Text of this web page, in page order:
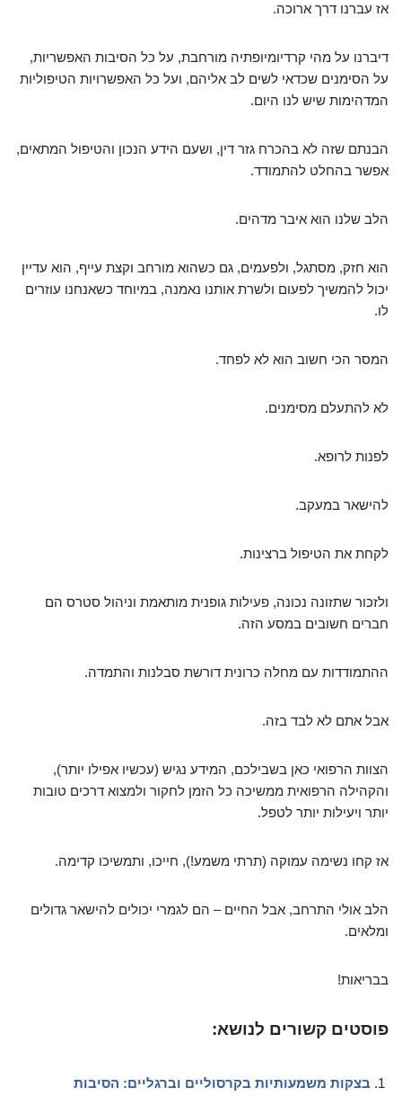
אז עברנו דרך ארוכה.
דיברנו על מהי קרדיומיופתיה מורחבת, על כל הסיבות האפשריות,
על הסימנים שכדאי לשים לב אליהם, ועל כל האפשרויות הטיפוליות
המדהימות שיש לנו היום.
הבנתם שזה לא בהכרח גזר דין, ושעם הידע הנכון והטיפול המתאים,
אפשר בהחלט להתמודד.
הלב שלנו הוא איבר מדהים.
הוא חזק, מסתגל, ולפעמים, גם כשהוא מורחב וקצת עייף, הוא עדיין
יכול להמשיך לפעום ולשרת אותנו נאמנה, במיוחד כשאנחנו עוזרים
לו.
המסר הכי חשוב הוא לא לפחד.
לא להתעלם מסימנים.
לפנות לרופא.
להישאר במעקב.
לקחת את הטיפול ברצינות.
ולזכור שתזונה נכונה, פעילות גופנית מותאמת וניהול סטרס הם
חברים חשובים במסע הזה.
ההתמודדות עם מחלה כרונית דורשת סבלנות והתמדה.
אבל אתם לא לבד בזה.
הצוות הרפואי כאן בשבילכם, המידע נגיש (עכשיו אפילו יותר),
והקהילה הרפואית ממשיכה כל הזמן לחקור ולמצוא דרכים טובות
יותר ויעילות יותר לטפל.
אז קחו נשימה עמוקה (תרתי משמע!), חייכו, ותמשיכו קדימה.
הלב אולי התרחב, אבל החיים – הם לגמרי יכולים להישאר גדולים
ומלאים.
בבריאות!
פוסטים קשורים לנושא:
בצקות משמעותיות בקרסוליים וברגליים: הסיבות